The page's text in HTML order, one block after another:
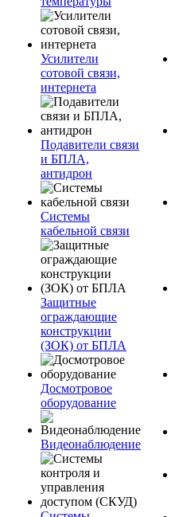
Усилители
сотовой связи,
интернета
Подавители связи
и БПЛА,
антидрон
Системы
кабельной связи
Защитные
ограждающие
конструкции
(ЗОК) от БПЛА
Досмотровое
оборудование
Видеонаблюдение